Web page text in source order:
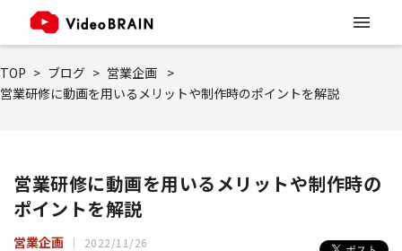
TOP ブログ
営業企画
営業研修に動画を用いるメリットや制作時のポイントを解説
営業研修に動画を用いるメリットや制作時の
ポイントを解説
営業企画 2022/11/26